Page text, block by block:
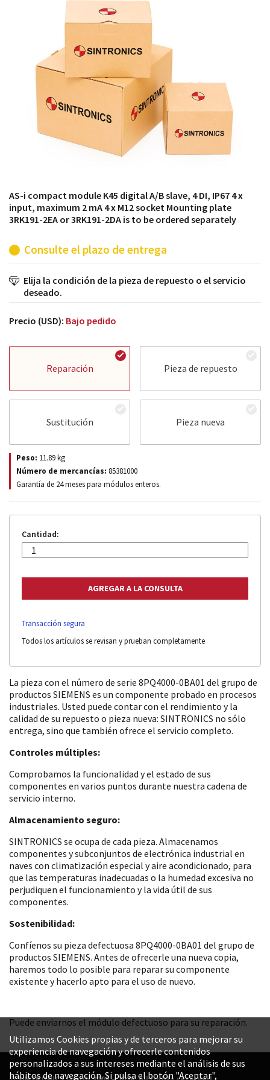
módulos antiguos a un alto nivel técnico o sustitución
de módulos descontinuados por módulos del propio
AS-i compact module K45 digital A/B slave, 4 DI, IP67 4 x
input, maximum 2 mA 4 x M12 socket Mounting plate
3RK191-2EA or 3RK191-2DA is to be ordered separately
Consulte el plazo de entrega
Elija la condición de la pieza de repuesto o el servicio
deseado.
Precio (USD): Bajo pedido
Reparación Pieza de repuesto
Sustitución Pieza nueva
Peso: 11.89kg
Número de mercancías: 85381000
Garantía de 24 meses para módulos enteros.
Cantidad:
Transacción segura
Todos los artículos se revisan y prueban completamente
La pieza con el número de serie 8PQ4000-0BA01 del grupo de
productos SIEMENS es un componente probado en procesos
industriales. Usted puede contar con el rendimiento y la
calidad de su repuesto o pieza nueva: SINTRONICS no sólo
entrega, sino que también ofrece el servicio completo.
Controles múltiples:
Comprobamos la funcionalidad y el estado de sus
componentes en varios puntos durante nuestra cadena de
servicio interno.
Almacenamiento seguro:
SINTRONICS se ocupa de cada pieza. Almacenamos
componentes y subconjuntos de electrónica industrial en
naves con climatización especial y aire acondicionado, para
que las temperaturas inadecuadas o la humedad excesiva no
perjudiquen el funcionamiento y la vida útil de sus
componentes.
Sostenibilidad:
Confíenos su pieza defectuosa 8PQ4000-0BA01 del grupo de
productos SIEMENS. Antes de ofrecerle una nueva copia,
haremos todo lo posible para reparar su componente
existente y hacerlo apto para el uso de nuevo.
Puede enviarnos el módulo defectuoso para su reparación.
Utilizamos Cookies propias y de terceros para mejorar su
experiencia de navegación y ofrecerle contenidos
personalizados a sus intereses mediante el análisis de sus
hábitos de navegación. Si pulsa el botón "Aceptar",